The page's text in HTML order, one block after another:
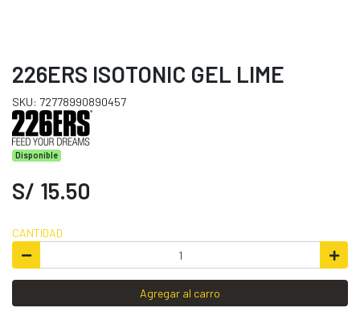
226ERS ISOTONIC GEL LIME
SKU: 72778990890457
Disponible
S/ 15.50
CANTIDAD
Agregar al carro